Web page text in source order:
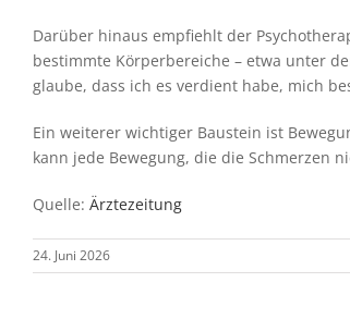
Darüber hinaus empfiehlt der
bestimmte Körperbereiche – etwa unter
glaube, dass ich es verdient habe, mich
Ein weiterer wichtiger Baustein ist
kann jede Bewegung, die die Schmerzen
Quelle: Ärztezeitung
24. Juni 2026